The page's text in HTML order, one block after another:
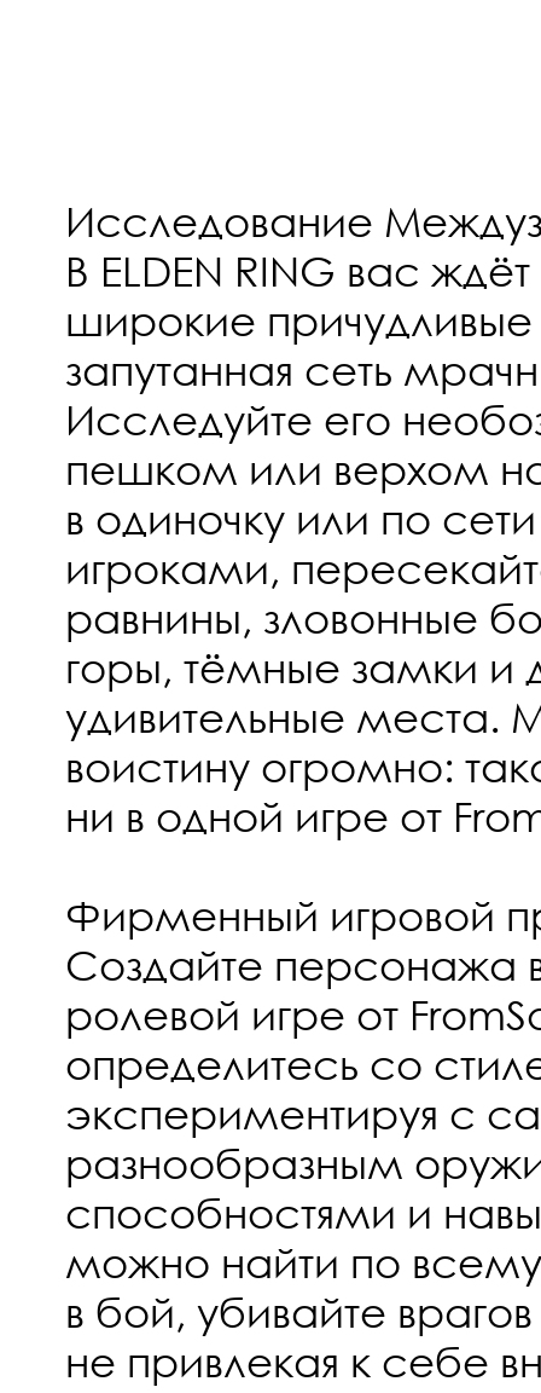
Исследование
В ELDEN RING вас
широкие
запутанная сеть
Исследуйте его
пешком или верхом
в одиночку или по
игроками,
равнины, зловонные
горы, тёмные замки и
удивительные места.
воистину огромно:
ни в одной игре от
Фирменный игровой
Создайте персонажа
ролевой игре от
определитесь со
экспериментируя с
разнообразным
способностями и
можно найти по
в бой, убивайте
не привлекая к себе